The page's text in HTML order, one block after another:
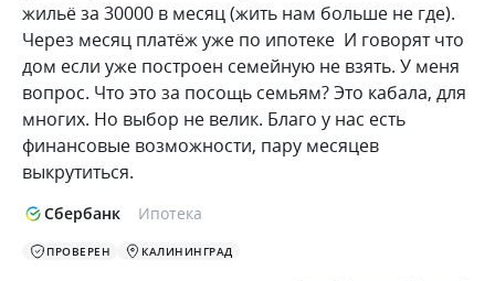
жильё за 30000 в месяц (жить нам больше не где).
Через месяц платёж уже по ипотеке И говорят что
дом если уже построен семейную не взять. У меня
вопрос. Что это за посощь семьям? Это кабала, для
многих. Но выбор не велик. Благо у нас есть
финансовые возможности, пару месяцев
выкрутиться.
Сбербанк Ипотека
ПРОВЕРЕН КАЛИНИНГРАД